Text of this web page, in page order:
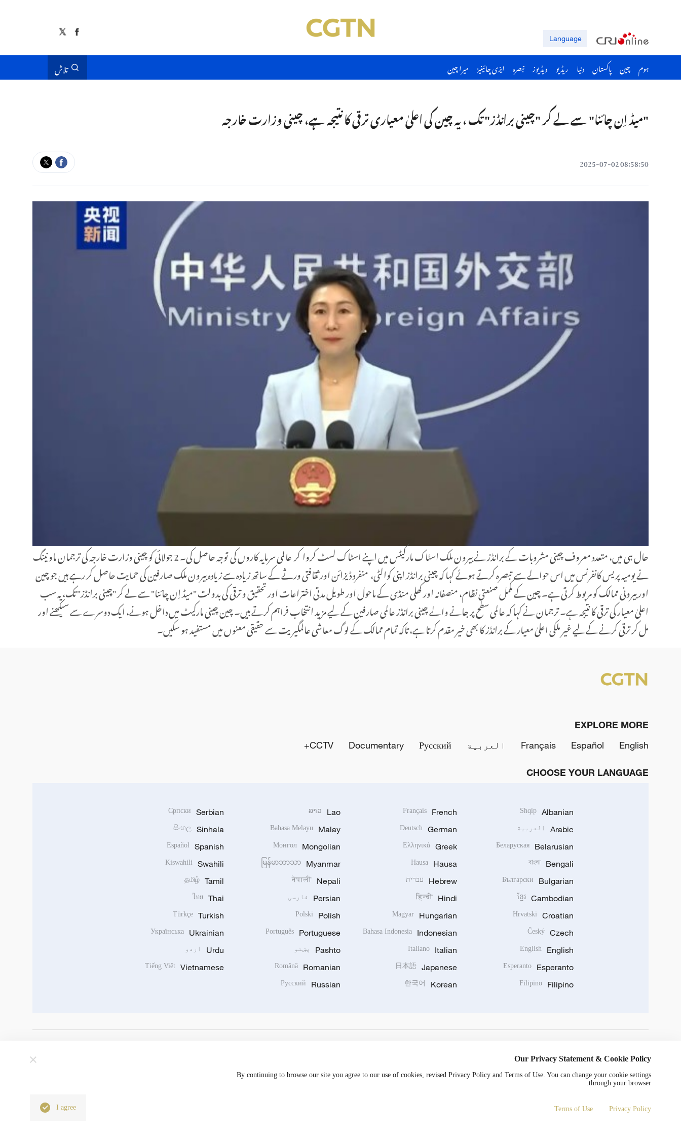
Language
ہوم چین پاکستان دنیا ریڈیو ویڈیوز تبصرہ ایزی چائینیز میرا چین تلاش
"میڈ اِن چائنا" سے لے کر "چینی برانڈز" تک ، یہ چین کی اعلیٰ معیاری ترقی کا نتیجہ ہے، چینی وزارت خارجہ
08:58:50 2025-07-02
حال ہی میں، متعدد معروف چینی مشروبات کے برانڈز نے بیرون ملک اسٹاک مارکیٹس میں اپنے اسٹاک لسٹ کروا کر عالمی سرمایہ کاروں کی توجہ حاصل کی۔ 2 جولائی کو چینی وزارت خارجہ کی ترجمان ماو نینگ
نے یومیہ پریس کانفرنس میں اس حوالے سے تبصرہ کرتے ہوئے کہا کہ چینی برانڈز اپنی کوالٹی، منفرد ڈیزائن اور ثقافتی ورثے کے ساتھ زیادہ سے زیادہ بیرون ملک صارفین کی حمایت حاصل کر رہے ہیں جو چین
اور بیرونی ممالک کو مربوط کرتی ہے۔ چین کے مکمل صنعتی نظام، منصفانہ اور کھلی منڈی کے ماحول اور طویل مدتی اختراعات اور تحقیق و ترقی کی بدولت "میڈ اِن چائنا" سے لے کر "چینی برانڈز" تک، یہ سب
اعلیٰ معیار کی ترقی کا نتیجہ ہے۔ ترجمان نے کہا کہ عالمی سطح پر جانے والے چینی برانڈز عالمی صارفین کے لیے مزید انتخاب فراہم کرتے ہیں۔ چین چینی مارکیٹ میں داخل ہونے، ایک دوسرے سے سیکھنے اور
مل کر ترقی کرنے کے لیے غیر ملکی اعلیٰ معیار کے برانڈز کا بھی خیر مقدم کرتا ہے، تاکہ تمام ممالک کے لوگ معاشی عالمگیریت سے حقیقی معنوں میں مستفید ہو سکیں۔
EXPLORE MORE
English
Español
Français العربية Русский
Documentary
CCTV+
CHOOSE YOUR LANGUAGE
Albanian
Shqip
Arabic العربية
Belarusian
Беларуская
Bengali
বাংলা
Bulgarian
Български
Cambodian
ខ្មែរ
Croatian
Hrvatski
Czech
Český
English
English
Esperanto
Esperanto
Filipino
Filipino
French
Français
German
Deutsch
Greek
Ελληνικά
Hausa
Hausa
Hebrew עברית
Hindi
हिन्दी
Hungarian
Magyar
Indonesian
Bahasa Indonesia
Italian
Italiano
Japanese
日本語
Korean
한국어
Lao
ລາວ
Malay
Bahasa Melayu
Mongolian
Монгол
Myanmar
မြန်မာဘာသာ
Nepali
नेपाली
Persian فارسی
Polish
Polski
Portuguese
Português
Pashto پښتو
Romanian
Română
Russian
Русский
Serbian
Српски
Sinhala
සිංහල
Spanish
Español
Swahili
Kiswahili
Tamil
தமிழ்
Thai
ไทย
Turkish
Türkçe
Ukrainian
Українська
Urdu اردو
Vietnamese
Tiếng Việt
© China Radio International.CRI. All Rights Reserved. 16A Shijingshan Road, Beijing, China. 100040
Our Privacy Statement & Cookie Policy
By continuing to browse our site you agree to our use of cookies, revised Privacy Policy and Terms of Use. You can change your cookie settings
through your browser.
Privacy Policy
Terms of Use
I agree